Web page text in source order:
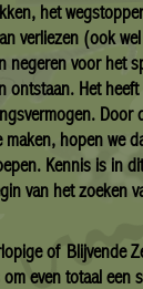
het
verliezen (ook
negeren voor het
ontstaan. Het
Door
maken, hopen we
Kennis is in
van het zoeken
of Blijvende
even totaal een